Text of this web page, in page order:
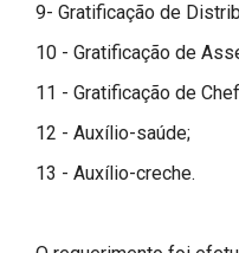
9- Gratificação de
10 - Gratificação de
11 - Gratificação de
12 - Auxílio-saúde;
13 - Auxílio-creche.